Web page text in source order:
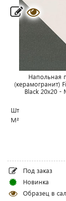
Напольная
(керамогранит)
Black 20x20 -
Шт
М²
Под заказ
Новинка
Образец в